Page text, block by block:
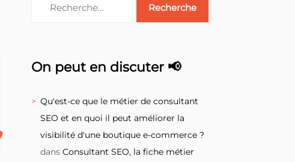
On peut en discuter 📢
Qu'est-ce que le métier de consultant
SEO et en quoi il peut améliorer la
visibilité d'une boutique e-commerce ?
dansConsultant SEO, la fiche métier